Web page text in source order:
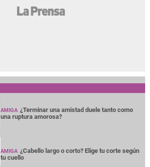
AMIGA ¿Terminar una amistad duele tanto como
una ruptura amorosa?
AMIGA ¿Cabello largo o corto? Elige tu corte según
tu cuello